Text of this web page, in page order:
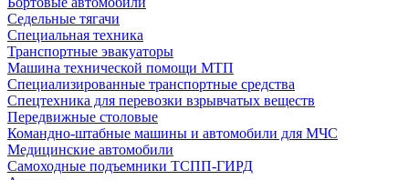
Седельные тягачи
Специальная техника
Транспортные эвакуаторы
Машина технической помощи МТП
Специализированные транспортные средства
Спецтехника для перевозки взрывчатых веществ
Передвижные столовые
Командно-штабные машины и автомобили для МЧС
Медицинские автомобили
Самоходные подъемники ТСПП-ГИРД